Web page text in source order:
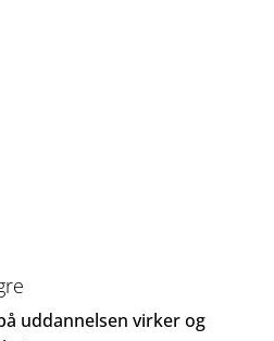
uddannelsen virker og